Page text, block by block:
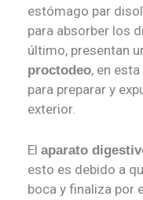
estómago par
para absorber los
último, presentan
proctodeo, en
para preparar y
exterior.
El aparato
esto es debido a
boca y finaliza por